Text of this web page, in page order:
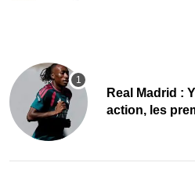
Real Madrid :
action, les